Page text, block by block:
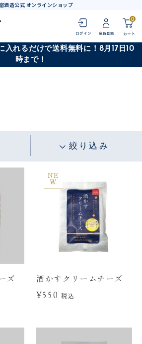
酒造公式 オンラインショップ
0
入れるだけで送料無料に！8月17日10
時まで！
絞り込み
ズ
NE
W
酒かすクリームチーズ
¥550税込